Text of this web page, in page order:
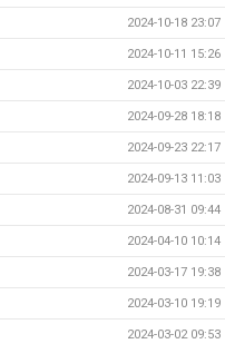
2024-10-18 23:07
2024-10-11 15:26
2024-10-03 22:39
2024-09-28 18:18
2024-09-23 22:17
2024-09-13 11:03
2024-08-31 09:44
2024-04-10 10:14
2024-03-17 19:38
2024-03-10 19:19
2024-03-02 09:53